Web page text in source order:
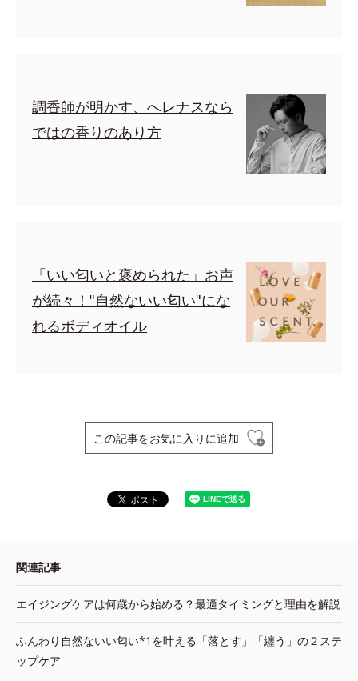
調香師が明かす、へレナスなら
ではの香りのあり方
「いい匂いと褒められた」お声
が続々！"自然ないい匂い"にな
れるボディオイル
この記事をお気に入りに追加
関連記事
エイジングケアは何歳から始める？最適タイミングと理由を解説
ふんわり自然ないい匂い*1を叶える「落とす」「纏う」の２ステ
ップケア